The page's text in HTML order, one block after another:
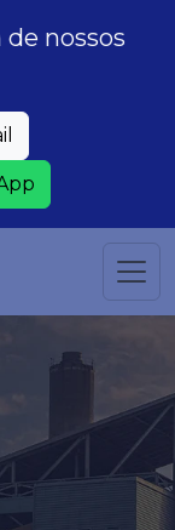
nossos